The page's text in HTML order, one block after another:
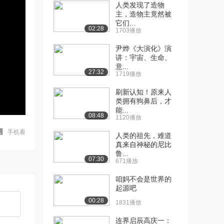
手机看
02:28
人类发现了造物
主，造物主竟然被
它们...
1703播放
27:32
尹烨《大演化》演
讲：宇宙、生命、
意...
1719播放
08:48
刷新认知！原来人
类拥有狗鼻后，才
能...
1120播放
07:30
人类的祖先，难道
真来自神秘的尼比
鲁...
671播放
00:28
咱妈不会是世界的
起源吧
1831播放
连界启辰高庆一：